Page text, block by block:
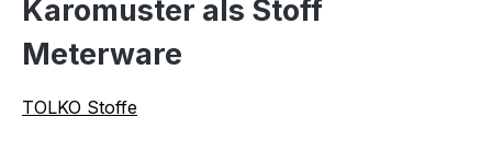
Karomuster als Stoff
Meterware
TOLKO Stoffe